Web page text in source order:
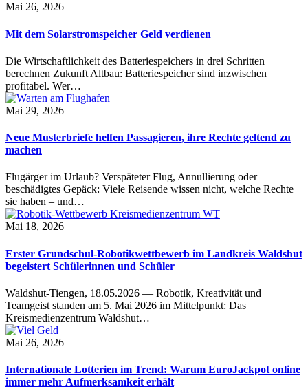
Mai 26, 2026
Mit dem Solarstromspeicher Geld verdienen
Die Wirtschaftlichkeit des Batteriespeichers in drei Schritten
berechnen Zukunft Altbau: Batteriespeicher sind inzwischen
profitabel. Wer…
Mai 29, 2026
Neue Musterbriefe helfen Passagieren, ihre Rechte geltend zu
machen
Flugärger im Urlaub? Verspäteter Flug, Annullierung oder
beschädigtes Gepäck: Viele Reisende wissen nicht, welche Rechte
sie haben – und…
Mai 18, 2026
Erster Grundschul-Robotikwettbewerb im Landkreis Waldshut
begeistert Schülerinnen und Schüler
Waldshut-Tiengen, 18.05.2026 — Robotik, Kreativität und
Teamgeist standen am 5. Mai 2026 im Mittelpunkt: Das
Kreismedienzentrum Waldshut…
Mai 26, 2026
Internationale Lotterien im Trend: Warum EuroJackpot online
immer mehr Aufmerksamkeit erhält